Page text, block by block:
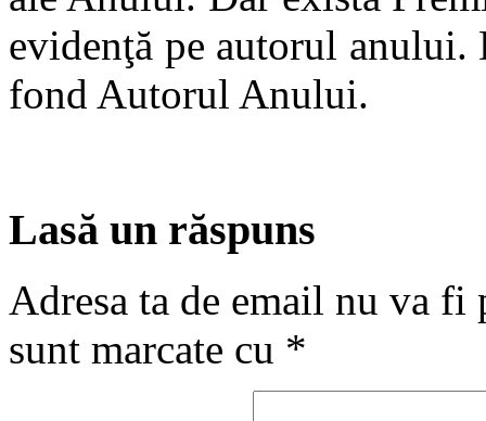
evidenţă pe autorul anului.
fond Autorul Anului.
Lasă un răspuns
Adresa ta de email nu va fi
sunt marcate cu *